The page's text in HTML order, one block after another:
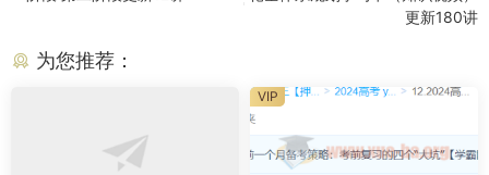
更新180讲
为您推荐：
VIP